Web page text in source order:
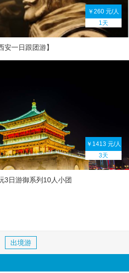
￥260 元/人
1天
一日跟团游】
￥1413 元/人
3天
3日游御系列10人小团
出境游